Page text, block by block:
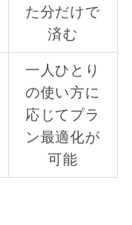
た分だけで
済む
一人ひとり
の使い方に
応じてプラ
ン最適化が
可能